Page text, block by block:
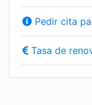
Pedir cita
Tasa de